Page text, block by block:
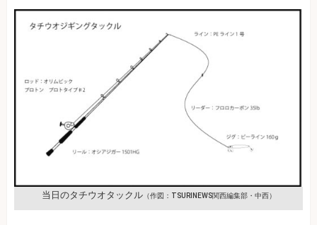
当日のタチウオタックル（作図：TSURINEWS関西編集部・中西）